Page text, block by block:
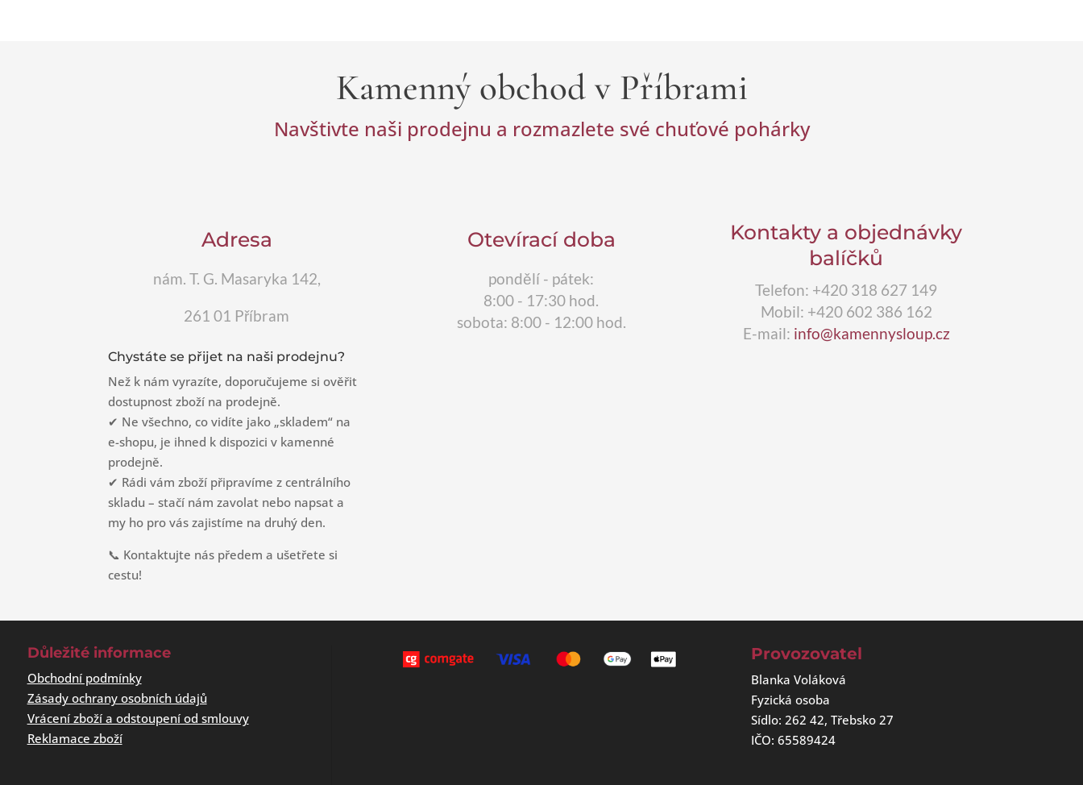
Kamenný obchod v Příbrami
Navštivte naši prodejnu a rozmazlete své chuťové pohárky
Adresa
nám. T. G. Masaryka 142,
261 01 Příbram
Chystáte se přijet na naši prodejnu?
Než k nám vyrazíte, doporučujeme si ověřit
dostupnost zboží na prodejně.
✔ Ne všechno, co vidíte jako „skladem“ na
e-shopu, je ihned k dispozici v kamenné
prodejně.
✔ Rádi vám zboží připravíme z centrálního
skladu – stačí nám zavolat nebo napsat a
my ho pro vás zajistíme na druhý den.
📞 Kontaktujte nás předem a ušetřete si
cestu!
Otevírací doba
pondělí - pátek:
8:00 - 17:30 hod.
sobota: 8:00 - 12:00 hod.
Kontakty a objednávky
balíčků
Telefon: +420 318 627 149
Mobil: +420 602 386 162
E-mail: info@kamennysloup.cz
Důležité informace
Obchodní podmínky
Zásady ochrany osobních údajů
Vrácení zboží a odstoupení od smlouvy
Reklamace zboží
Provozovatel
Blanka Voláková
Fyzická osoba
Sídlo: 262 42, Třebsko 27
IČO: 65589424